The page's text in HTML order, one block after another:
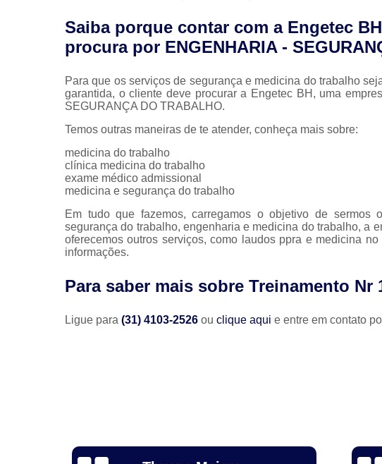
Saiba porque contar com a Engetec
procura por ENGENHARIA -
Para que os serviços de segurança e medicina do trabalho
garantida, o cliente deve procurar a Engetec BH, uma
SEGURANÇA DO TRABALHO.
Temos outras maneiras de te atender, conheça mais sobre:
medicina do trabalho
clínica medicina do trabalho
exame médico admissional
medicina e segurança do trabalho
Em tudo que fazemos, carregamos o objetivo de
segurança do trabalho, engenharia e medicina do trabalho, a
oferecemos outros serviços, como laudos ppra e medicina
informações.
Para saber mais sobre Treinamento Nr
Ligue para (31) 4103-2526 ou clique aqui e entre em contato